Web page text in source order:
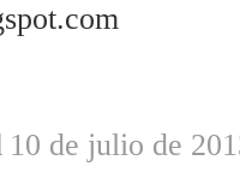
10 de julio de